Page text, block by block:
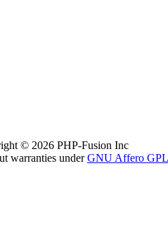
© 2026 PHP-Fusion Inc
warranties underGNU Affero GPL